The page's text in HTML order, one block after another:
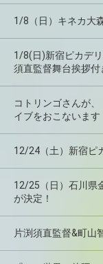
1/8（日）キネカ大
1/8(日)新宿ピカデ
須直監督舞台挨拶付
コトリンゴさんが
イブをおこないます
12/24（土）新宿ピ
12/25（日）石川県
が決定！
片渕須直監督&町山